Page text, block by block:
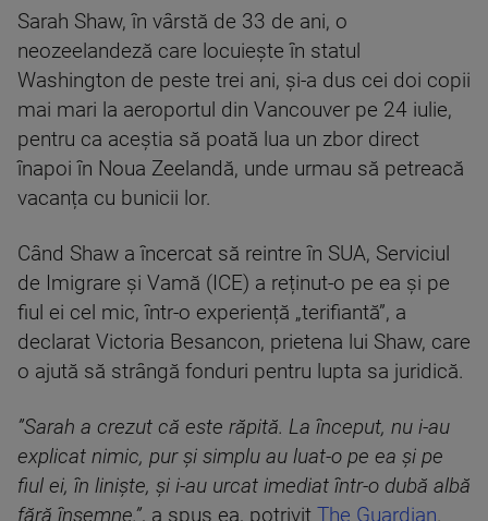
Sarah Shaw, în vârstă de 33 de ani, o
neozeelandeză care locuiește în statul
Washington de peste trei ani, și-a dus cei doi copii
mai mari la aeroportul din Vancouver pe 24 iulie,
pentru ca aceștia să poată lua un zbor direct
înapoi în Noua Zeelandă, unde urmau să petreacă
vacanța cu bunicii lor.
Când Shaw a încercat să reintre în SUA, Serviciul
de Imigrare și Vamă (ICE) a reținut-o pe ea și pe
fiul ei cel mic, într-o experiență „terifiantă”, a
declarat Victoria Besancon, prietena lui Shaw, care
o ajută să strângă fonduri pentru lupta sa juridică.
”Sarah a crezut că este răpită. La început, nu i-au
explicat nimic, pur și simplu au luat-o pe ea și pe
fiul ei, în liniște, și i-au urcat imediat într-o dubă albă
fără însemne.”, a spus ea, potrivit The Guardian.